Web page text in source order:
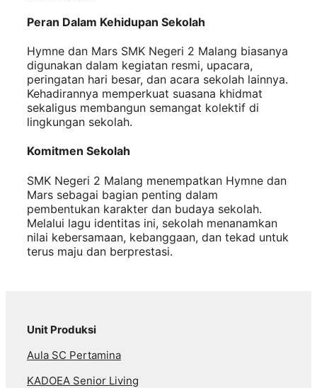
Peran Dalam Kehidupan Sekolah
Hymne dan Mars SMK Negeri 2 Malang biasanya
digunakan dalam kegiatan resmi, upacara,
peringatan hari besar, dan acara sekolah lainnya.
Kehadirannya memperkuat suasana khidmat
sekaligus membangun semangat kolektif di
lingkungan sekolah.
Komitmen Sekolah
SMK Negeri 2 Malang menempatkan Hymne dan
Mars sebagai bagian penting dalam
pembentukan karakter dan budaya sekolah.
Melalui lagu identitas ini, sekolah menanamkan
nilai kebersamaan, kebanggaan, dan tekad untuk
terus maju dan berprestasi.
Unit Produksi
Aula SC Pertamina
KADOEA Senior Living